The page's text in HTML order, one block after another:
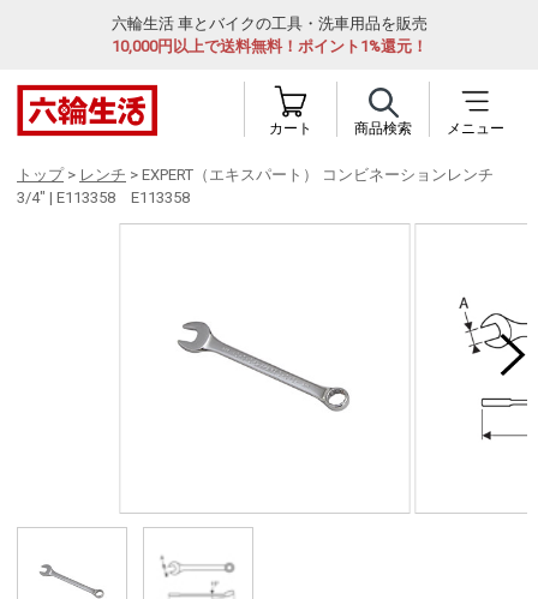
六輪生活 車とバイクの工具・洗車用品を販売
10,000円以上で送料無料！ポイント1%還元！
カート 商品検索 メニュー
トップ> レンチ > EXPERT（エキスパート） コンビネーションレンチ
3/4" | E113358 E113358